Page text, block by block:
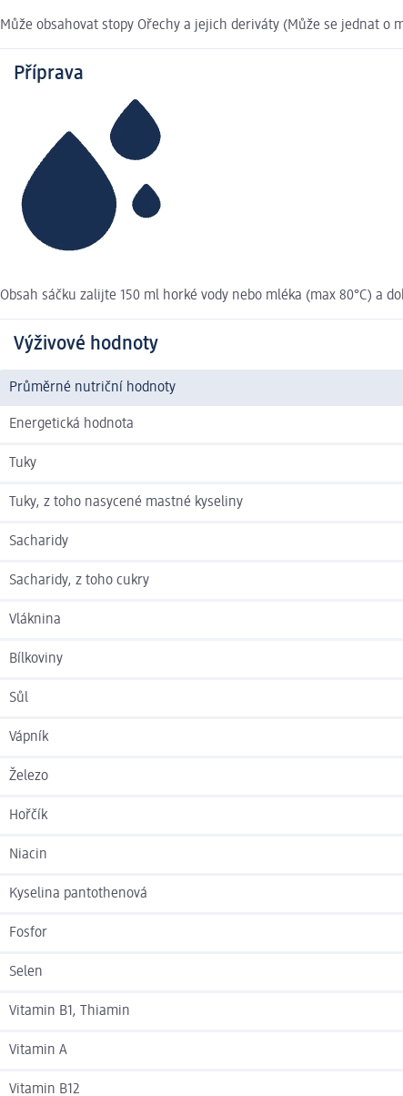
Může obsahovat stopy Ořechy a jejich deriváty (Může se jednat o
Příprava
Obsah sáčku zalijte 150 ml horké vody nebo mléka (max 80°C) a
Výživové hodnoty
Průměrné nutriční hodnoty
Energetická hodnota
Tuky
Tuky, z toho nasycené mastné kyseliny
Sacharidy
Sacharidy, z toho cukry
Vláknina
Bílkoviny
Sůl
Vápník
Železo
Hořčík
Niacin
Kyselina pantothenová
Fosfor
Selen
Vitamin B1, Thiamin
Vitamin A
Vitamin B12